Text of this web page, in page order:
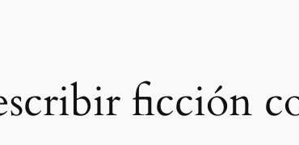
ficción